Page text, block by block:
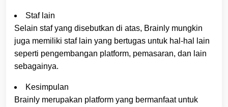
Staf lain
Selain staf yang disebutkan di atas, Brainly mungkin
juga memiliki staf lain yang bertugas untuk hal-hal lain
seperti pengembangan platform, pemasaran, dan lain
sebagainya.
Kesimpulan
Brainly merupakan platform yang bermanfaat untuk